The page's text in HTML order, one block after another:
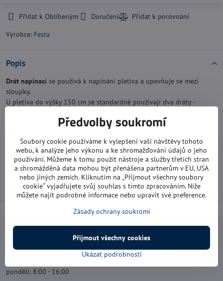
Přidat k Oblíbeným
Doručení
Výrobce: Festa
Popis
Drát napínací se používá k napínání pletiva a upevňuje se mezi
sloupky.
U pletiva do výšky 150 cm se standardně používají dva dráty -
Pokud je napínácí drát součástí pletiva, tedy již zapletený, napíná se
průměr drátu:3,4 mm
délka:26 m
materiál:zinek potažený zeleným plastem
pondělí: 8:00 - 16:00
Předvolby soukromí
Soubory cookie používáme k vylepšení vaší návštěvy tohoto
webu, k analýze jeho výkonu a ke shromažďování údajů o jeho
používání. Můžeme k tomu použít nástroje a služby třetích stran
a shromážděná data mohou být přenášena partnerům v EU, USA
nebo jiných zemích. Kliknutím na „Přijmout všechny soubory
cookie“ vyjadřujete svůj souhlas s tímto zpracováním. Níže
můžete najít podrobné informace nebo upravit své preference.
Zásady ochrany soukromí
Ukázat podrobnosti
Přijmout všechny cookies